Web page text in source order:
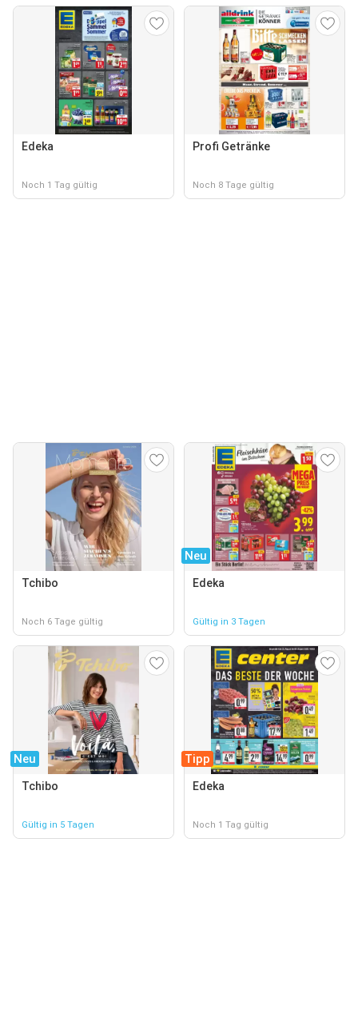
Edeka
Noch 1 Tag gültig
Profi Getränke
Noch 8 Tage gültig
Tchibo
Noch 6 Tage gültig
Neu
Edeka
Gültig in 3 Tagen
Neu
Tchibo
Gültig in 5 Tagen
Tipp
Edeka
Noch 1 Tag gültig